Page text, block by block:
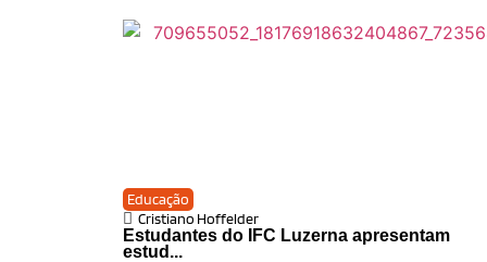
Educação
Cristiano Hoffelder
Estudantes do IFC Luzerna apresentam
estud...